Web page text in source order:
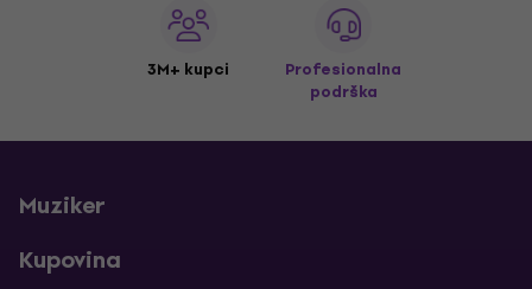
3M+ kupci
Profesionalna
podrška
Muziker
Kupovina